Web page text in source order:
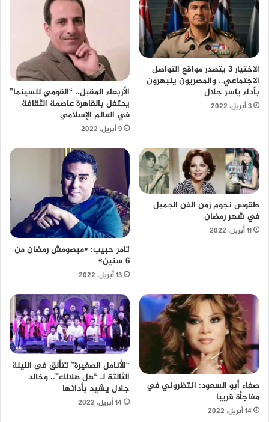
الاختيار 3 يتصدر مواقع التواصل
الاجتماعي.. والمصريون ينبهرون
بأداء ياسر جلال
3 أبريل، 2022
الأربعاء المقبل.. “القومي للسينما”
يحتفل بالقاهرة عاصمة الثقافة
في العالم الإسلامي
9 أبريل، 2022
طقوس نجوم زمن الفن الجميل
في شهر رمضان
11 أبريل، 2022
تامر حبيب: «مبصومش رمضان من
6 سنين»
13 أبريل، 2022
صفاء أبو السعود: انتظروني في
مفاجأة قريبا
14 أبريل، 2022
“الأنامل الصغيرة” تتألق فى الليلة
الثالثة لـ “هل هلالك”.. وخالد
جلال يشيد بأدائها
14 أبريل، 2022